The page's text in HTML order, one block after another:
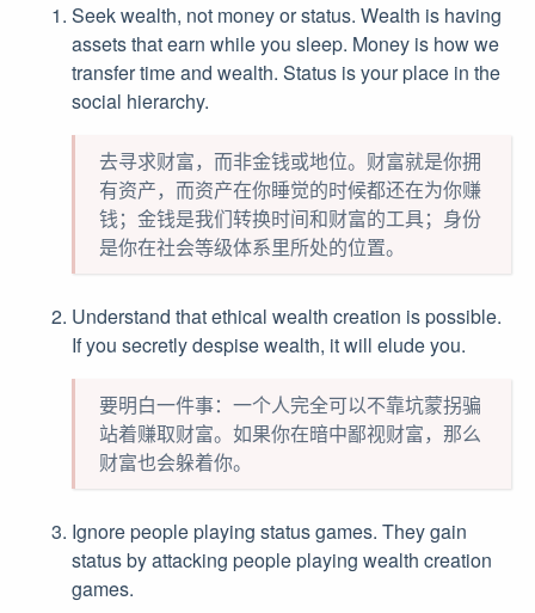
Seek wealth, not money or status. Wealth is having
assets that earn while you sleep. Money is how we
transfer time and wealth. Status is your place in the
social hierarchy.
去寻求财富，而非金钱或地位。财富就是你拥
有资产，而资产在你睡觉的时候都还在为你赚
钱；金钱是我们转换时间和财富的工具；身份
是你在社会等级体系里所处的位置。
Understand that ethical wealth creation is possible.
If you secretly despise wealth, it will elude you.
要明白一件事：一个人完全可以不靠坑蒙拐骗
站着赚取财富。如果你在暗中鄙视财富，那么
财富也会躲着你。
Ignore people playing status games. They gain
status by attacking people playing wealth creation
games.